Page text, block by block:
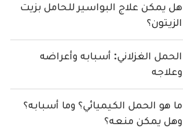
هل يمكن علاج البواسير للحامل بزيت
الزيتون؟
الحمل الغزلاني: أسبابه وأعراضه
وعلاجه
ما هو الحمل الكيميائي؟ وما أسبابه؟
وهل يمكن منعه؟